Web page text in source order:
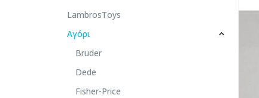
LambrosToys
Αγόρι
Bruder
Dede
Fisher-Price